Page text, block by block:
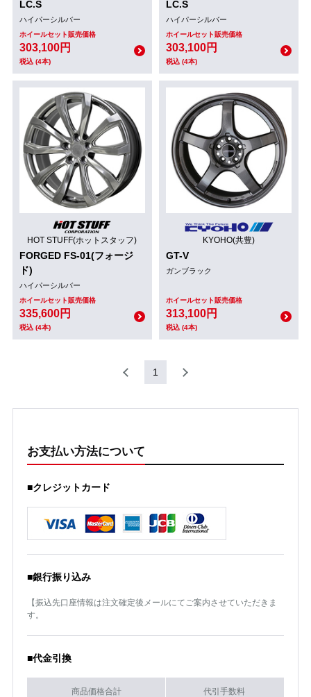
LC.S
ハイパーシルバー
ホイールセット販売価格
303,100円
税込 (4本)
LC.S
ハイパーシルバー
ホイールセット販売価格
303,100円
税込 (4本)
HOT STUFF(ホットスタッフ)
FORGED FS-01(フォージ
ド)
ハイパーシルバー
ホイールセット販売価格
335,600円
税込 (4本)
KYOHO(共豊)
GT-V
ガンブラック
ホイールセット販売価格
313,100円
税込 (4本)
1
お支払い方法について
■クレジットカード
■銀行振り込み
【振込先口座情報は注文確定後メールにてご案内させていただきま
す。
■代金引換
商品価格合計 代引手数料